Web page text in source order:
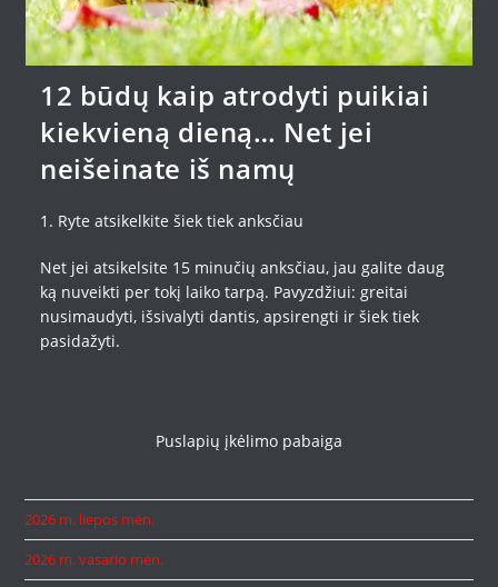
12 būdų kaip atrodyti puikiai
kiekvieną dieną… Net jei
neišeinate iš namų
1. Ryte atsikelkite šiek tiek anksčiau
Net jei atsikelsite 15 minučių anksčiau, jau galite daug
ką nuveikti per tokį laiko tarpą. Pavyzdžiui: greitai
nusimaudyti, išsivalyti dantis, apsirengti ir šiek tiek
pasidažyti.
Puslapių įkėlimo pabaiga
2026 m. liepos mėn.
2026 m. vasario mėn.